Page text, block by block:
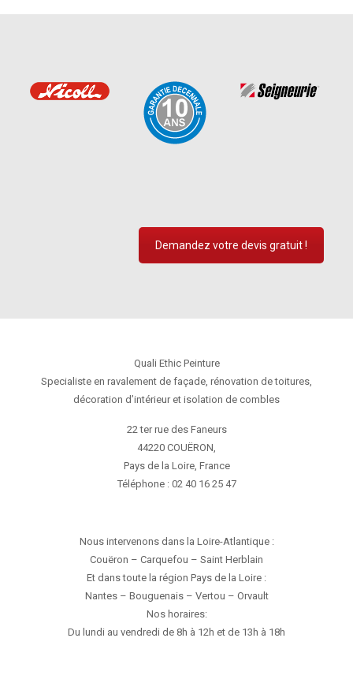
Demandez votre devis gratuit !
Quali Ethic Peinture
Specialiste en ravalement de façade, rénovation de toitures,
décoration d’intérieur et isolation de combles
22 ter rue des Faneurs
44220 COUËRON,
Pays de la Loire, France
Téléphone : 02 40 16 25 47
Nous intervenons dans la Loire-Atlantique :
Couëron – Carquefou – Saint Herblain
Et dans toute la région Pays de la Loire :
Nantes – Bouguenais – Vertou – Orvault
Nos horaires:
Du lundi au vendredi de 8h à 12h et de 13h à 18h